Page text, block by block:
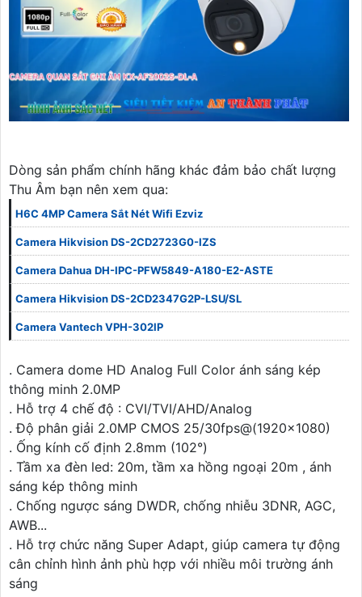
Dòng sản phẩm chính hãng khác đảm bảo chất lượng
Thu Âm bạn nên xem qua:
H6C 4MP Camera Sắt Nét Wifi Ezviz
Camera Hikvision DS-2CD2723G0-IZS
Camera Dahua DH-IPC-PFW5849-A180-E2-ASTE
Camera Hikvision DS-2CD2347G2P-LSU/SL
Camera Vantech VPH-302IP
. Camera dome HD Analog Full Color ánh sáng kép
thông minh 2.0MP
. Hỗ trợ 4 chế độ : CVI/TVI/AHD/Analog
. Độ phân giải 2.0MP CMOS 25/30fps@(1920x1080)
. Ống kính cố định 2.8mm (102°)
. Tầm xa đèn led: 20m, tầm xa hồng ngoại 20m , ánh
sáng kép thông minh
. Chống ngược sáng DWDR, chống nhiễu 3DNR, AGC,
AWB...
. Hỗ trợ chức năng Super Adapt, giúp camera tự động
cân chỉnh hình ảnh phù hợp với nhiều môi trường ánh
sáng